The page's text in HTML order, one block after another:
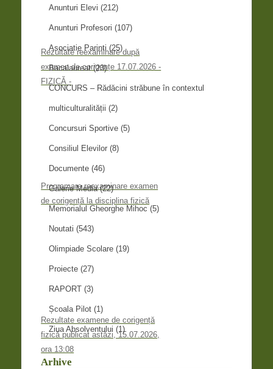
Rezultate reexaminare după
examen de corigențe 17.07.2026 -
FIZICĂ -
Programare reexaminare examen
de corigență la disciplina fizică
Rezultate examene de corigență
fizică publicat astăzi, 15.07.2026,
ora 13:08
Anunturi Elevi (212)
Anunturi Profesori (107)
Asociatie Parinti (25)
Bacalaureat(23)
CONCURS – Rădăcini străbune în contextul
multiculturalității (2)
Concursuri Sportive (5)
Consiliul Elevilor (8)
Documente (46)
Galerie Media(22)
Memorialul Gheorghe Mihoc (5)
Noutati (543)
Olimpiade Scolare (19)
Proiecte (27)
RAPORT (3)
Școala Pilot (1)
Ziua Absolventului (1)
Arhive